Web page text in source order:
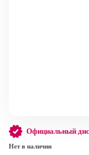
Официальный
Нет в наличии